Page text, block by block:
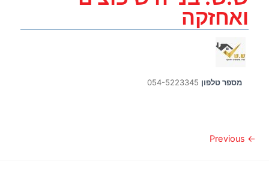
ואחזקה
מספר טלפון 054-5223345
← Previous